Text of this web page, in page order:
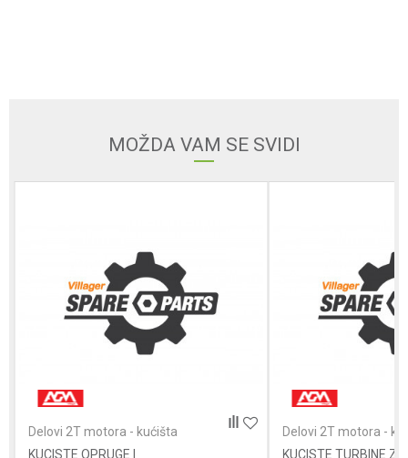
POŠALJI
MOŽDA VAM SE SVIDI
Delovi 2T motora - kućišta
KUCISTE OPRUGE I
Delovi 2T motora -
KUCISTE TURBINE